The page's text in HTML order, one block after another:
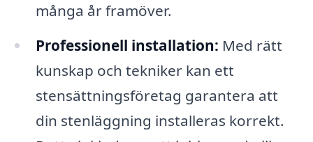
många år framöver.
Professionell installation: Med rätt
kunskap och tekniker kan ett
stensättningsföretag garantera att
din stenläggning installeras korrekt.